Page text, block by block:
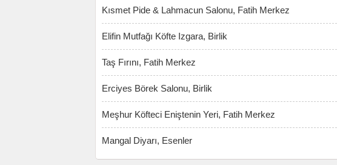
Kısmet Pide & Lahmacun Salonu, Fatih Merkez
Elifin Mutfağı Köfte Izgara, Birlik
Taş Fırını, Fatih Merkez
Erciyes Börek Salonu, Birlik
Meşhur Köfteci Eniştenin Yeri, Fatih Merkez
Mangal Diyarı, Esenler